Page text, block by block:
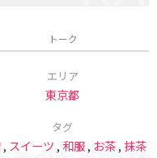
トーク
エリア
東京都
タグ
, スイーツ , 和服, お茶, 抹茶